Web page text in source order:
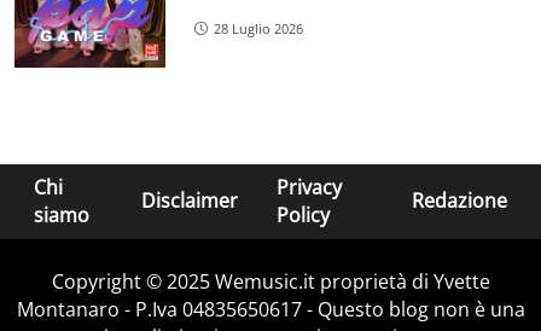
28 Luglio 2026
Chi
siamo
Disclaimer
Privacy
Policy
Redazione
Copyright © 2025 Wemusic.it proprietà di Yvette
Montanaro - P.Iva 04835650617 - Questo blog non è una